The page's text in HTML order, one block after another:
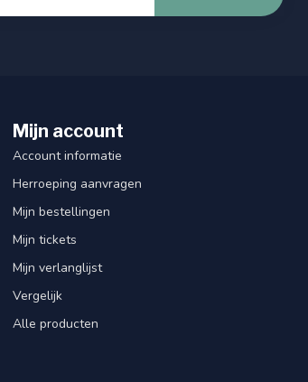
Mijn account
Account informatie
Herroeping aanvragen
Mijn bestellingen
Mijn tickets
Mijn verlanglijst
Vergelijk
Alle producten